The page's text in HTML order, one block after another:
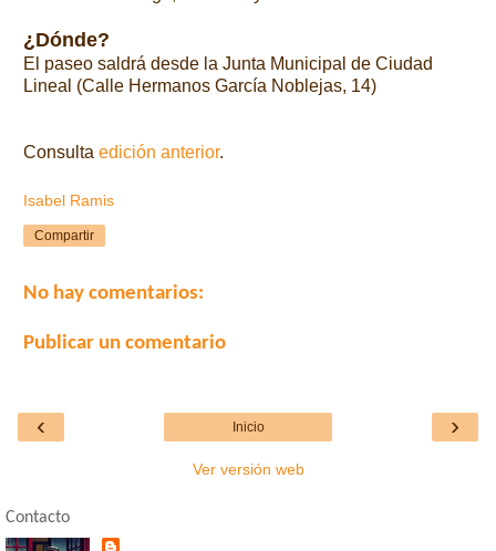
¿Dónde?
El paseo saldrá desde la Junta Municipal de Ciudad
Lineal (Calle Hermanos García Noblejas, 14)
Consulta edición anterior.
Isabel Ramis
Compartir
No hay comentarios:
Publicar un comentario
‹ ›
Inicio
Ver versión web
Contacto